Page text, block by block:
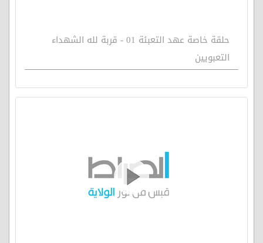
حلقة خاصة عهد التعبئة 01 - قربة لله الشهداء
التعبويين